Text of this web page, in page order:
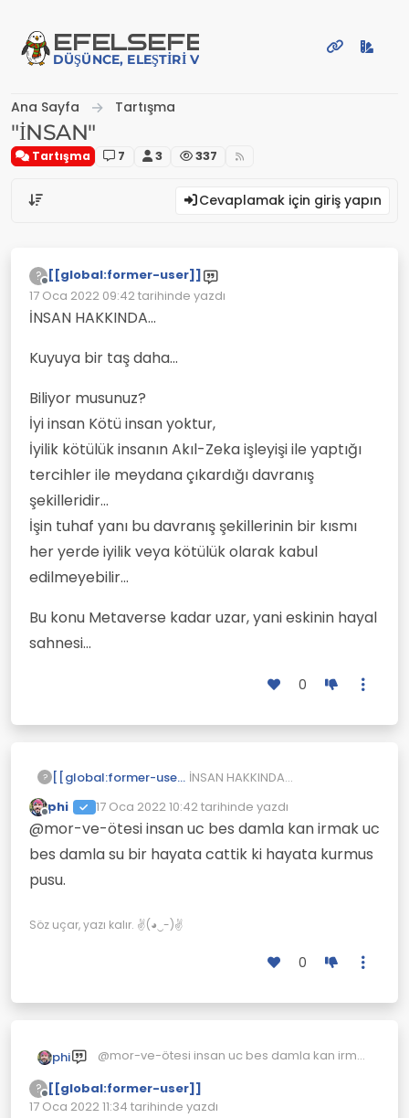
EFELSEFE
DÜŞÜNCE, ELEŞTIRI VE PAYLAŞIM PLATFORMU
Ana Sayfa Tartışma
"İNSAN"
Tartışma 7 3 337
Cevaplamak için giriş yapın
?
Çevrimdışı
[[global:former-user]]
17 Oca 2022 09:42tarihinde yazdı
Son düzenleyen:
İNSAN HAKKINDA...
Kuyuya bir taş daha...
Biliyor musunuz?
İyi insan Kötü insan yoktur,
İyilik kötülük insanın Akıl-Zeka işleyişi ile yaptığı
tercihler ile meydana çıkardığı davranış
şekilleridir...
İşin tuhaf yanı bu davranış şekillerinin bir kısmı
her yerde iyilik veya kötülük olarak kabul
edilmeyebilir...
Bu konu Metaverse kadar uzar, yani eskinin hayal
sahnesi...
0
? [[global:former-user]] İNSAN HAKKINDA...
Kuyuya bir taş daha...
Biliyor musunuz?
İyi insan Kötü insan yoktur,
şekillerinin bir kısmı her yerde
edilmeyebilir...
Çevrimdışı
phi 17 Oca 2022 10:42tarihinde yazdı
Son düzenleyen:
@mor-ve-ötesi insan uc bes damla kan irmak uc
bes damla su bir hayata cattik ki hayata kurmus
pusu.
Söz uçar, yazı kalır. ✌(◕‿-)✌
0
phi
@mor-ve-ötesi insan uc bes damla kan irmak
kurmus pusu.
?
Çevrimdışı
[[global:former-user]]
17 Oca 2022 11:34 tarihinde yazdı